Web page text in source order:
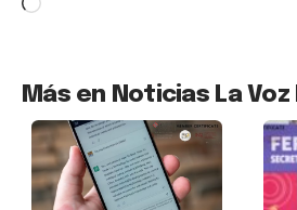
Más en Noticias La